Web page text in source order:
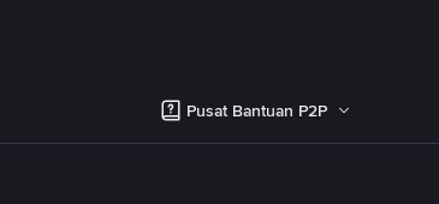
Pusat Bantuan P2P